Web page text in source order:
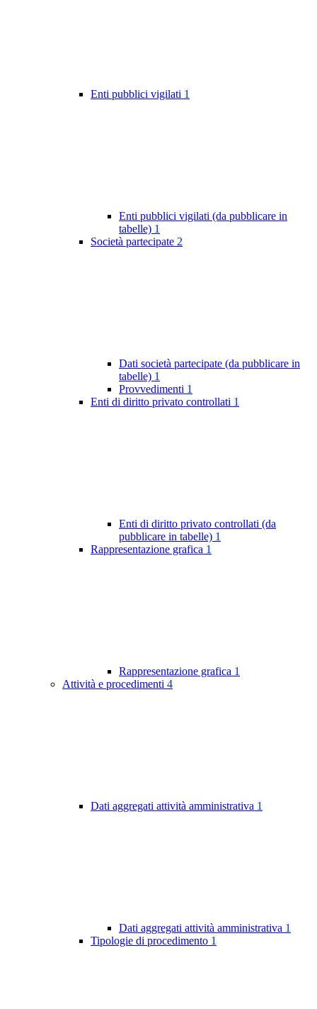
Enti pubblici vigilati 1
Enti pubblici vigilati (da pubblicare in
tabelle) 1
Società partecipate 2
Dati società partecipate (da pubblicare in
tabelle) 1
Provvedimenti 1
Enti di diritto privato controllati 1
Enti di diritto privato controllati (da
pubblicare in tabelle) 1
Rappresentazione grafica 1
Rappresentazione grafica 1
Attività e procedimenti 4
Dati aggregati attività amministrativa 1
Dati aggregati attività amministrativa 1
Tipologie di procedimento 1